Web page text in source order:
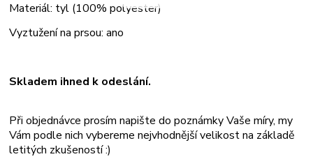
Materiál: tyl (100% polyester)
Vyztužení na prsou: ano
Skladem ihned k odeslání.
Při objednávce prosím napište do poznámky Vaše míry, my
Vám podle nich vybereme nejvhodnější velikost na základě
letitých zkušeností :)